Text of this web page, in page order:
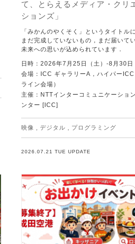
て、とらえるメディア・クリ
ションズ」
「みかんのやくそく」というタイトル
まだ完成していないもの，まだ届いて
未来への思いが込められています．
日時：2026年7月25日（土）-8月30日
会場：ICC ギャラリーA，ハイパーICC
ライン会場）
主催：NTTインターコミュニケーショ
ンター [ICC]
映像 デジタル プログラミング
2026.07.21 TUE UPDATE